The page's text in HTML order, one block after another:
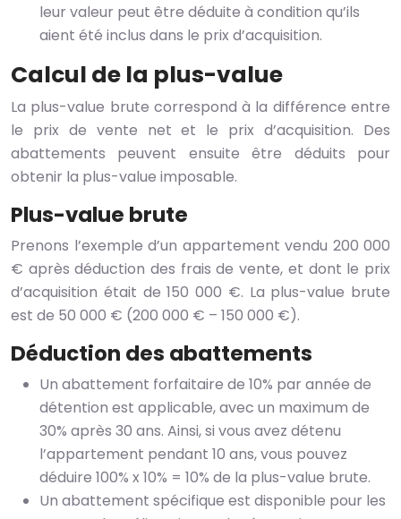
leur valeur peut être déduite à condition qu’ils
aient été inclus dans le prix d’acquisition.
Calcul de la plus-value
La plus-value brute correspond à la différence entre
le prix de vente net et le prix d’acquisition. Des
abattements peuvent ensuite être déduits pour
obtenir la plus-value imposable.
Plus-value brute
Prenons l’exemple d’un appartement vendu 200 000
€ après déduction des frais de vente, et dont le prix
d’acquisition était de 150 000 €. La plus-value brute
est de 50 000 € (200 000 € – 150 000 €).
Déduction des abattements
Un abattement forfaitaire de 10% par année de
détention est applicable, avec un maximum de
30% après 30 ans. Ainsi, si vous avez détenu
l’appartement pendant 10 ans, vous pouvez
déduire 100% x 10% = 10% de la plus-value brute.
Un abattement spécifique est disponible pour les